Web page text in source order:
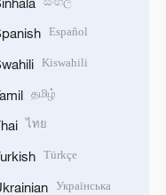
Español
Kiswahili
தமிழ்
ไทย
Türkçe
Українська